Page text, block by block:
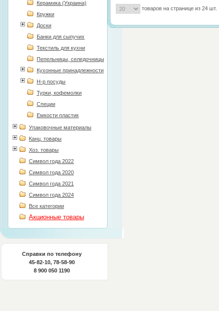
Керамика (Украина)
Кружки
Доски
Банки для сыпучих
Текстиль для кухни
Пепельницы, селедочницы
Кухонные принадлежности
Н-р посуды
Турки, кофемолки
Специи
Емкости пластик
Упаковочные материалы
Канц. товары
Хоз. товары
Символ года 2022
Символ года 2020
Символ года 2021
Символ года 2024
Все категории
Акционные товары
Справки по телефону
45-82-10, 78-58-90
8 900 050 1190
подствки для
телефона
товаров на странице из 24 шт.
Политика конфиденциальности